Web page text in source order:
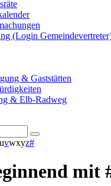
(Login
& Gaststätten
& Elb-Radweg
uvwxyz#
mit